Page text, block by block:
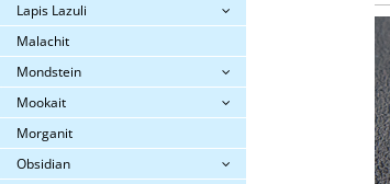
Lapis Lazuli
Malachit
Mondstein
Mookait
Morganit
Obsidian